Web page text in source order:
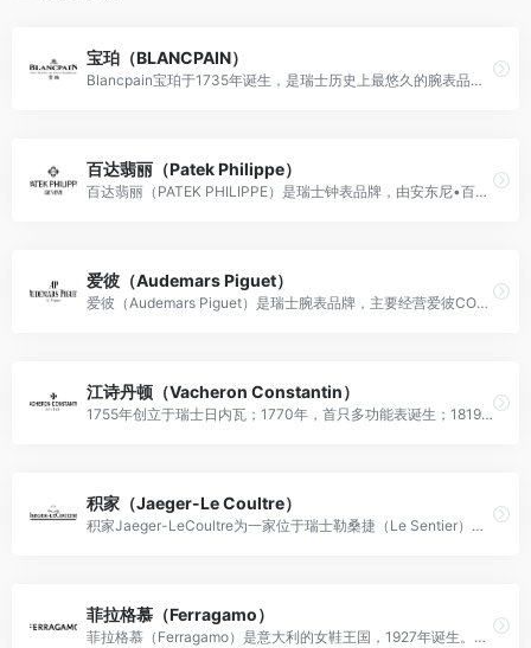
宝珀（BLANCPAIN）
Blancpain宝珀于1735年诞生，是瑞士历史上最悠久的腕表品牌，也是世界上第一个注册的腕表品牌。Blancpain宝珀是最顶级的复杂机械表之一，也是世界上极少数可以全部自主设计、研发、制造、组装到销售（从A到Z）的品牌。
百达翡丽（Patek Philippe）
百达翡丽（PATEK PHILIPPE）是瑞士钟表品牌，由安东尼•百达（Antoine Norbert de Patek）和让•阿德里安•翡丽（Jean Adrien Philippe）于1851年正式定名。
爱彼（Audemars Piguet）
爱彼（Audemars Piguet）是瑞士腕表品牌，主要经营爱彼CODE 11.59系列、皇家橡树概念系列、皇家橡树离岸型、皇家橡树系列、千禧系列等系列腕表产品。
江诗丹顿（Vacheron Constantin）
1755年创立于瑞士日内瓦；1770年，首只多功能表诞生；1819年，Vacheron et Constantin品牌成立；据2021年9月江诗丹顿官网显示，江诗丹顿的品牌范围包括：Patrimony传承系列、Traditionnelle传袭系列、Fiftysix伍陆之型系列、Overseas纵横四海系列、Égérie伊灵女神系列、Historiques历史名作系列、Métiers d'Art艺术大师系列、Heures Créatives创意时光系列、Malte马耳他系列、Harmony和韵系列。
积家（Jaeger-Le Coultre）
积家Jaeger-LeCoultre为一家位于瑞士勒桑捷（Le Sentier）的高级钟表制造商。自1833年成立于瑞士汝拉山谷（Vallée de Joux）以来，便成为制表历史上举足轻重的钟表品牌。
菲拉格慕（Ferragamo）
菲拉格慕（Ferragamo）是意大利的女鞋王国，1927年诞生。创造力、激情和韧性是Ferragamo家族恒久不变的价值观，并代代相传。因为Salvatore Ferragamo异常关注质量和细节，他赢得了"明星御用皮鞋匠"的称号。而今，Salvatore Ferragamo是皮鞋、皮革制品、配件、服装和香氛的世界顶级的设计者之一。风格华贵典雅，实用性和款式并重，以传统手工设计和款式新颖誉满全球。